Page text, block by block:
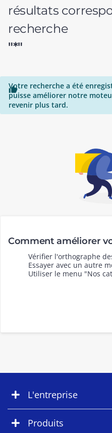
résultats
recherche
"*"

Votre recherche a été
puisse améliorer notre
revenir plus tard.
Comment améliorer
Vérifier l'orthographe
Essayer avec un autre
Utiliser le menu "Nos
L'entreprise
Produits